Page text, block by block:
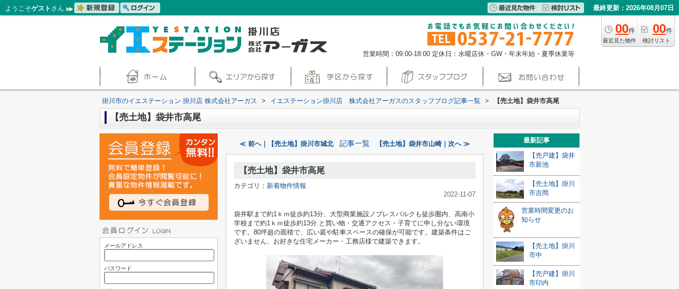
ようこそゲスト さん 最終更新：2026年08月07日
00件
最近見た物件
00件
検討リスト
営業時間：09:00-18:00 定休日：水曜店休・GW・年末年始・夏季休業等
掛川市のイエステーション 掛川店 株式会社アーガス > イエステーション掛川店 株式会社アーガスのスタッフブログ記事一覧 > 【売土地】袋井市高尾
【売土地】袋井市高尾
≪ 前へ｜【売土地】掛川市城北 記事一覧 【売土地】袋井市山崎｜次へ ≫
【売土地】袋井市高尾
カテゴリ： 新着物件情報
2022-11-07
袋井駅まで約1ｋｍ徒歩約13分、大型商業施設ノブレスパルクも徒歩圏内、高南小
学校まで約1ｋｍ徒歩約13分.と買い物・交通アクセス・子育てに申し分ない環境
です。80坪超の面積で、広い庭や駐車スペースの確保が可能です。建築条件はご
ざいません、お好きな住宅メーカー・工務店様で建築できます。
最新記事
【売戸建】袋井
市新池
【売土地】掛川
市吉岡
営業時間変更のお
知らせ
【売土地】掛川
市中
【売戸建】掛川
市印内
メールアドレス
パスワード